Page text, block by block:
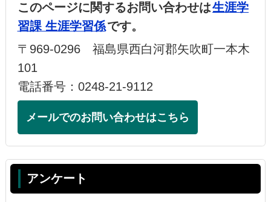
このページに関するお問い合わせは生涯学
習課 生涯学習係です。
〒969-0296 福島県西白河郡矢吹町一本木
101
電話番号：0248-21-9112
メールでのお問い合わせはこちら
アンケート